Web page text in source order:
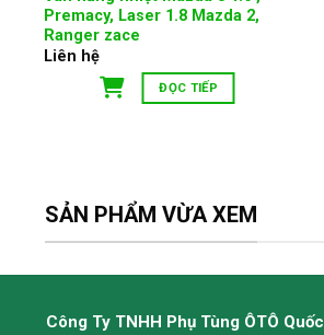
Premacy, Laser 1.8 Mazda 2,
Ranger zace
Liên hệ
ĐỌC TIẾP
SẢN PHẨM VỪA XEM
Công Ty TNHH Phụ Tùng ÔTÔ Quốc